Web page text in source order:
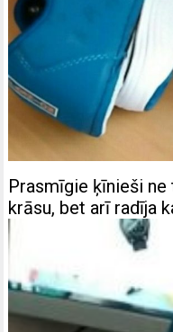
Prasmīgie ķīnieši
krāsu, bet arī radīja